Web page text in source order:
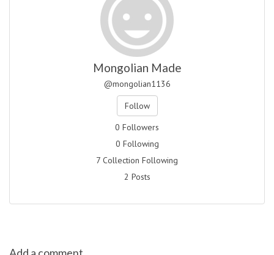
Mongolian Made
@mongolian1136
Follow
0 Followers
0 Following
7 Collection Following
2 Posts